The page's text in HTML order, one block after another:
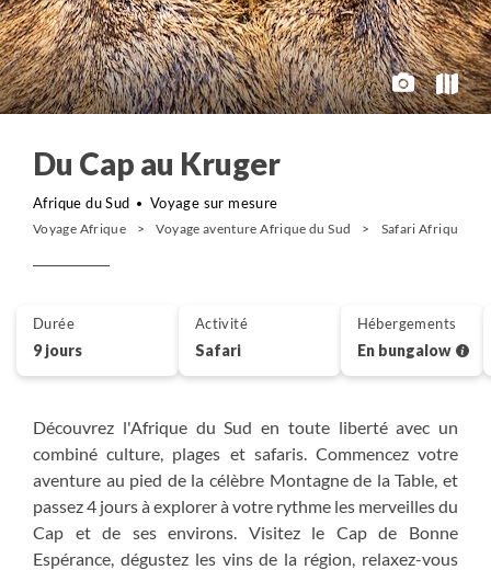
Du Cap au Kruger
Afrique du Sud Voyage sur mesure
Voyage Afrique Voyage aventure Afrique du Sud Safari Afrique du
Découvrez l'Afrique du Sud en toute liberté avec un
combiné culture, plages et safaris. Commencez votre
aventure au pied de la célèbre Montagne de la Table, et
passez 4 jours à explorer à votre rythme les merveilles du
Cap et de ses environs. Visitez le Cap de Bonne
Espérance, dégustez les vins de la région, relaxez-vous
Durée
9 jours
Activité
Safari
Hébergements
En bungalow